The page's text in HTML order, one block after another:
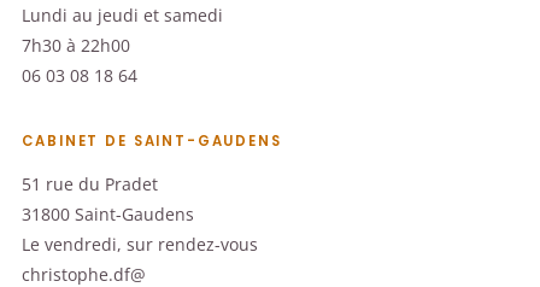
Lundi au jeudi et samedi
7h30 à 22h00
06 03 08 18 64
CABINET DE SAINT-GAUDENS
51 rue du Pradet
31800 Saint-Gaudens
Le vendredi, sur rendez-vous
christophe.df@